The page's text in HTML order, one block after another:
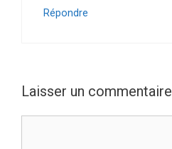
Répondre
Laisser un commentaire